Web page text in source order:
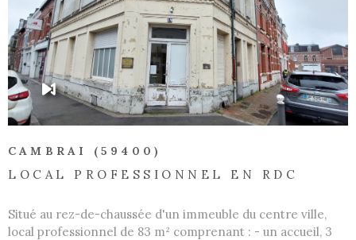
CAMBRAI (59400)
LOCAL PROFESSIONNEL EN RDC
Situé au rez-de-chaussée d'un immeuble du centre ville,
local professionnel de 83 m² comprenant : - un accueil, 3
VOIR LE BIEN